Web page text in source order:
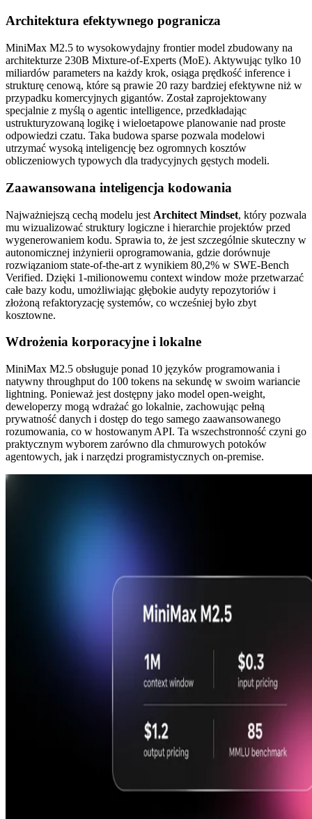
Architektura efektywnego pogranicza
MiniMax M2.5 to wysokowydajny frontier model zbudowany na
architekturze 230B Mixture-of-Experts (MoE). Aktywując tylko 10
miliardów parameters na każdy krok, osiąga prędkość inference i
strukturę cenową, które są prawie 20 razy bardziej efektywne niż w
przypadku komercyjnych gigantów. Został zaprojektowany
specjalnie z myślą o agentic intelligence, przedkładając
ustrukturyzowaną logikę i wieloetapowe planowanie nad proste
odpowiedzi czatu. Taka budowa sparse pozwala modelowi
utrzymać wysoką inteligencję bez ogromnych kosztów
obliczeniowych typowych dla tradycyjnych gęstych modeli.
Zaawansowana inteligencja kodowania
Najważniejszą cechą modelu jest Architect Mindset, który pozwala
mu wizualizować struktury logiczne i hierarchie projektów przed
wygenerowaniem kodu. Sprawia to, że jest szczególnie skuteczny w
autonomicznej inżynierii oprogramowania, gdzie dorównuje
rozwiązaniom state-of-the-art z wynikiem 80,2% w SWE-Bench
Verified. Dzięki 1-milionowemu context window może przetwarzać
całe bazy kodu, umożliwiając głębokie audyty repozytoriów i
złożoną refaktoryzację systemów, co wcześniej było zbyt
kosztowne.
Wdrożenia korporacyjne i lokalne
MiniMax M2.5 obsługuje ponad 10 języków programowania i
natywny throughput do 100 tokens na sekundę w swoim wariancie
lightning. Ponieważ jest dostępny jako model open-weight,
deweloperzy mogą wdrażać go lokalnie, zachowując pełną
prywatność danych i dostęp do tego samego zaawansowanego
rozumowania, co w hostowanym API. Ta wszechstronność czyni go
praktycznym wyborem zarówno dla chmurowych potoków
agentowych, jak i narzędzi programistycznych on-premise.